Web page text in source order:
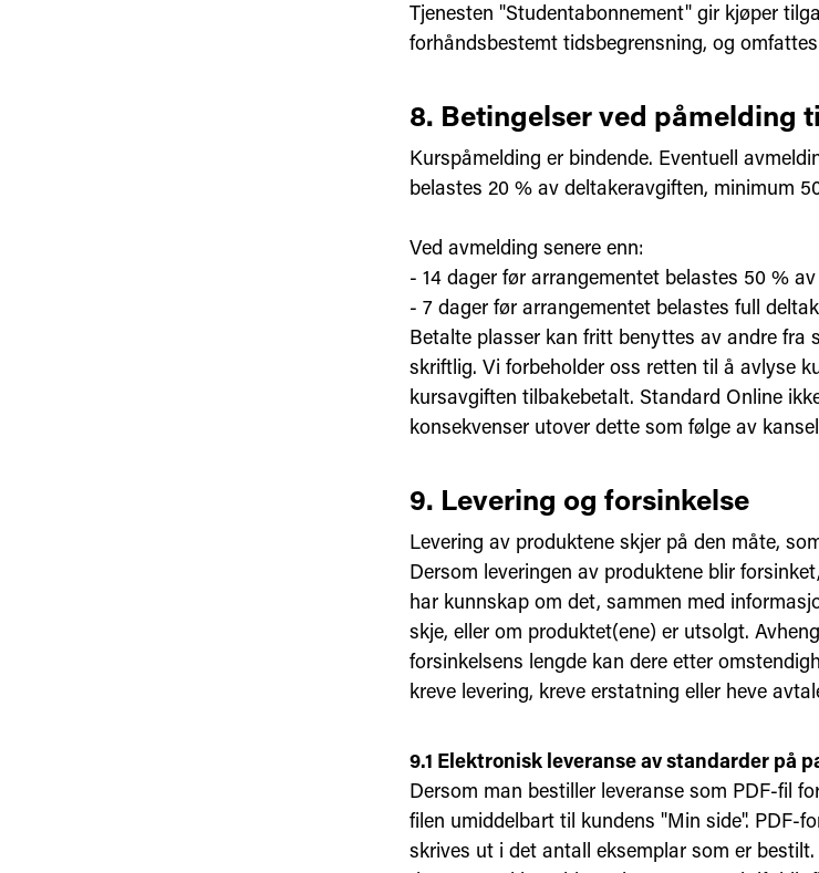
Tjenesten "Studentabonnement" gir kjøper
forhåndsbestemt tidsbegrensning, og
8. Betingelser ved påmelding
Kurspåmelding er bindende. Eventuell
belastes 20 % av deltakeravgiften, minimum
Ved avmelding senere enn:
- 14 dager før arrangementet belastes 50 %
- 7 dager før arrangementet belastes full
Betalte plasser kan fritt benyttes av andre fra
skriftlig. Vi forbeholder oss retten til å avlyse
kursavgiften tilbakebetalt. Standard Online
konsekvenser utover dette som følge av
9. Levering og forsinkelse
Levering av produktene skjer på den måte,
Dersom leveringen av produktene blir
har kunnskap om det, sammen med
skje, eller om produktet(ene) er utsolgt.
forsinkelsens lengde kan dere etter
kreve levering, kreve erstatning eller heve
9.1 Elektronisk leveranse av standarder på
Dersom man bestiller leveranse som PDF-fil
filen umiddelbart til kundens "Min side". PDF-
skrives ut i det antall eksemplar som er